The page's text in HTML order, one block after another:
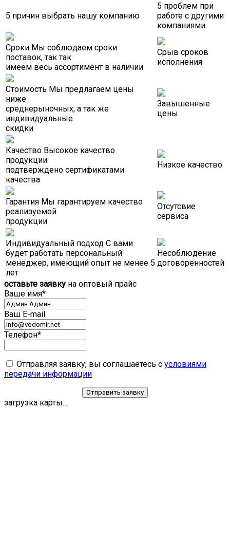
5 причин выбрать нашу компанию
5 проблем при
работе с другими
компаниями
Сроки Мы соблюдаем сроки
поставок, так так
имеем весь ассортимент в наличии
Срыв сроков
исполнения
Стоимость Мы предлагаем цены
ниже
среднерыночных, а так же
индивидуальные
скидки
Завышенные
цены
Качество Высокое качество
продукции
подтверждено сертификатами
качества
Низкое качество
Гарантия Мы гарантируем качество
реализуемой
продукции
Отсутсвие
сервиса
Индивидуальный подход С вами
будет работать персональный
менеджер, имеющий опыт не менее 5
лет
Несоблюдение
договоренностей
оставьте заявку на оптовый прайс
Ваше имя*
Ваш E-mail
Телефон*
Отправляя заявку, вы соглашаетесь с условиями
передачи информации
загрузка карты...